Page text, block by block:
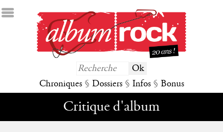
Chroniques § Dossiers § Infos § Bonus
Critique d'album